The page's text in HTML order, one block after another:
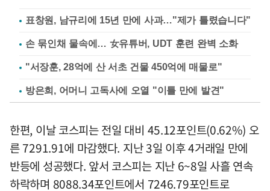
표창원, 남규리에 15년 만에 사과…"제가 틀렸습니다"
손 묶인채 물속에… 女유튜버, UDT 훈련 완벽 소화
"서장훈, 28억에 산 서초 건물 450억에 매물로"
방은희, 어머니 고독사에 오열 "이틀 만에 발견"
한편, 이날 코스피는 전일 대비 45.12포인트(0.62%) 오
른 7291.91에 마감했다. 지난 3일 이후 4거래일 만에
반등에 성공했다. 앞서 코스피는 지난 6~8일 사흘 연속
하락하며 8088.34포인트에서 7246.79포인트로